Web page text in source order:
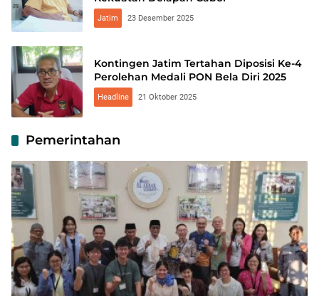
Jatim 23 Desember 2025
Kontingen Jatim Tertahan Diposisi Ke-4
Perolehan Medali PON Bela Diri 2025
Headline 21 Oktober 2025
Pemerintahan